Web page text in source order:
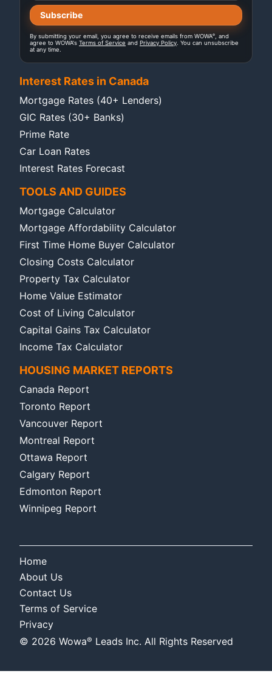
By submitting your email, you agree to receive emails from WOWA®
, and
agree to WOWA's Terms of Service and Privacy Policy . You can unsubscribe
at any time.
Interest Rates in Canada
Mortgage Rates (40+ Lenders)
GIC Rates (30+ Banks)
Prime Rate
Car Loan Rates
Interest Rates Forecast
TOOLS AND GUIDES
Mortgage Calculator
Mortgage Affordability Calculator
First Time Home Buyer Calculator
Closing Costs Calculator
Property Tax Calculator
Home Value Estimator
Cost of Living Calculator
Capital Gains Tax Calculator
Income Tax Calculator
HOUSING MARKET REPORTS
Canada Report
Toronto Report
Vancouver Report
Montreal Report
Ottawa Report
Calgary Report
Edmonton Report
Winnipeg Report
Home
About Us
Contact Us
Terms of Service
Privacy
© 2026 Wowa® Leads Inc. All Rights Reserved